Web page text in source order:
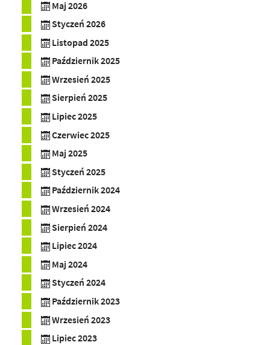
Maj 2026
Styczeń 2026
Listopad 2025
Październik 2025
Wrzesień 2025
Sierpień 2025
Lipiec 2025
Czerwiec 2025
Maj 2025
Styczeń 2025
Październik 2024
Wrzesień 2024
Sierpień 2024
Lipiec 2024
Maj 2024
Styczeń 2024
Październik 2023
Wrzesień 2023
Lipiec 2023